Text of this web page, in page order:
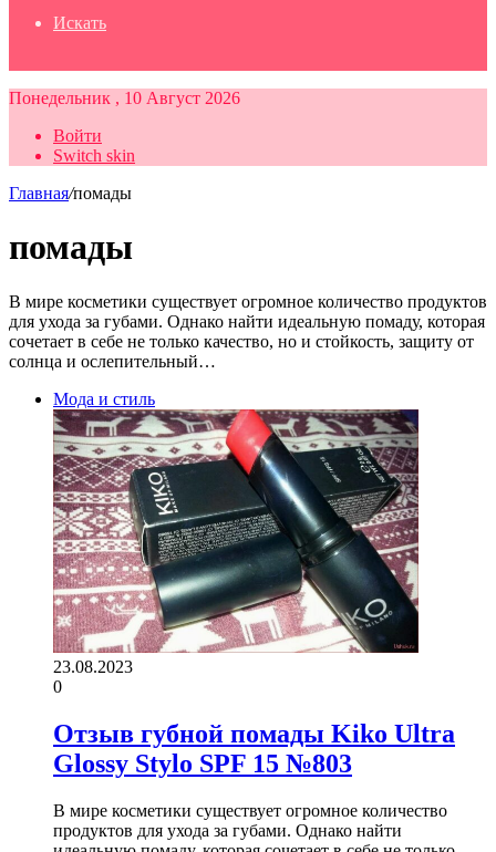
Искать
Понедельник , 10 Август 2026
Войти
Switch skin
Главная/помады
помады
В мире косметики существует огромное количество продуктов
для ухода за губами. Однако найти идеальную помаду, которая
сочетает в себе не только качество, но и стойкость, защиту от
солнца и ослепительный…
Мода и стиль
23.08.2023
0
Отзыв губной помады Kiko Ultra
Glossy Stylo SPF 15 №803
В мире косметики существует огромное количество
продуктов для ухода за губами. Однако найти